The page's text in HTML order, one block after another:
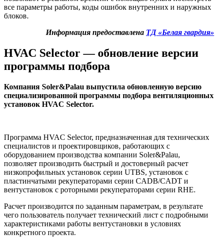
все параметры работы, коды ошибок внутренних и наружных
блоков.
Информация предоставлена ТД «Белая гвардия»
HVAC Selector — обновление версии
программы подбора
Компания Soler&Palau выпустила обновленную версию
специализированной программы подбора вентиляционных
установок HVAC Selector.
Программа HVAC Selector, предназначенная для технических
специалистов и проектировщиков, работающих с
оборудованием производства компании Soler&Palau,
позволяет производить быстрый и достоверный расчет
низкопрофильных установок серии UTBS, установок с
пластинчатыми рекуператорами серии CADB/CADT и
вентустановок с роторными рекуператорами серии RHE.
Расчет производится по заданным параметрам, в результате
чего пользователь получает технический лист с подробными
характеристиками работы вентустановки в условиях
конкретного проекта.